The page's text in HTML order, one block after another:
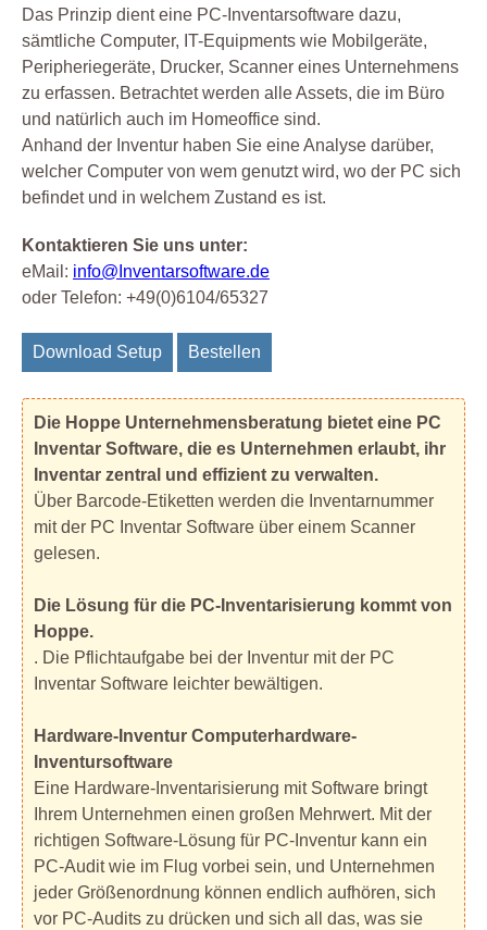
Das Prinzip dient eine PC-Inventarsoftware dazu,
sämtliche Computer, IT-Equipments wie Mobilgeräte,
Peripheriegeräte, Drucker, Scanner eines Unternehmens
zu erfassen. Betrachtet werden alle Assets, die im Büro
und natürlich auch im Homeoffice sind.
Anhand der Inventur haben Sie eine Analyse darüber,
welcher Computer von wem genutzt wird, wo der PC sich
befindet und in welchem Zustand es ist.
Kontaktieren Sie uns unter:
eMail: info@Inventarsoftware.de
oder Telefon: +49(0)6104/65327
Download Setup Bestellen
Die Hoppe Unternehmensberatung bietet eine PC
Inventar Software, die es Unternehmen erlaubt, ihr
Inventar zentral und effizient zu verwalten.
Über Barcode-Etiketten werden die Inventarnummer
mit der PC Inventar Software über einem Scanner
gelesen.
Die Lösung für die PC-Inventarisierung kommt von
Hoppe.
. Die Pflichtaufgabe bei der Inventur mit der PC
Inventar Software leichter bewältigen.
Hardware-Inventur Computerhardware-
Inventursoftware
Eine Hardware-Inventarisierung mit Software bringt
Ihrem Unternehmen einen großen Mehrwert. Mit der
richtigen Software-Lösung für PC-Inventur kann ein
PC-Audit wie im Flug vorbei sein, und Unternehmen
jeder Größenordnung können endlich aufhören, sich
vor PC-Audits zu drücken und sich all das, was sie